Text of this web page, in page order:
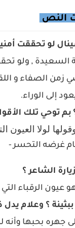
النص
لو تحققت
السعيدة , ولو
زمن الصفاء و
إلى الوراء.
بم توحي تلك
لولا العيون
-غرضه التحسر
الشاعر ؟
عيون الرقباء
؟ وعلام يدل
جهره بحبها وأنه